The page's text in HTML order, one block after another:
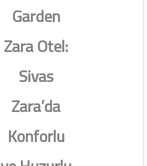
Garden
Zara Otel:
Sivas
Zara’da
Konforlu